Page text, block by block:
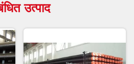
उत्पाद